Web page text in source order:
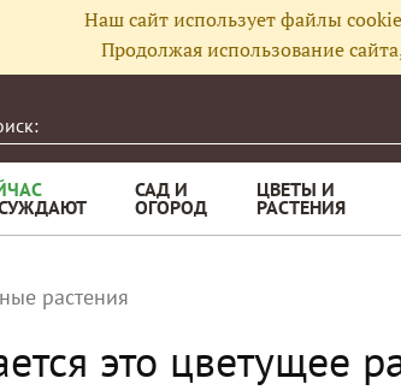
Наш сайт использует файлы
Продолжая использование
САД И
ОГОРОД
ЦВЕТЫ И
РАСТЕНИЯ
растения
это цветущее